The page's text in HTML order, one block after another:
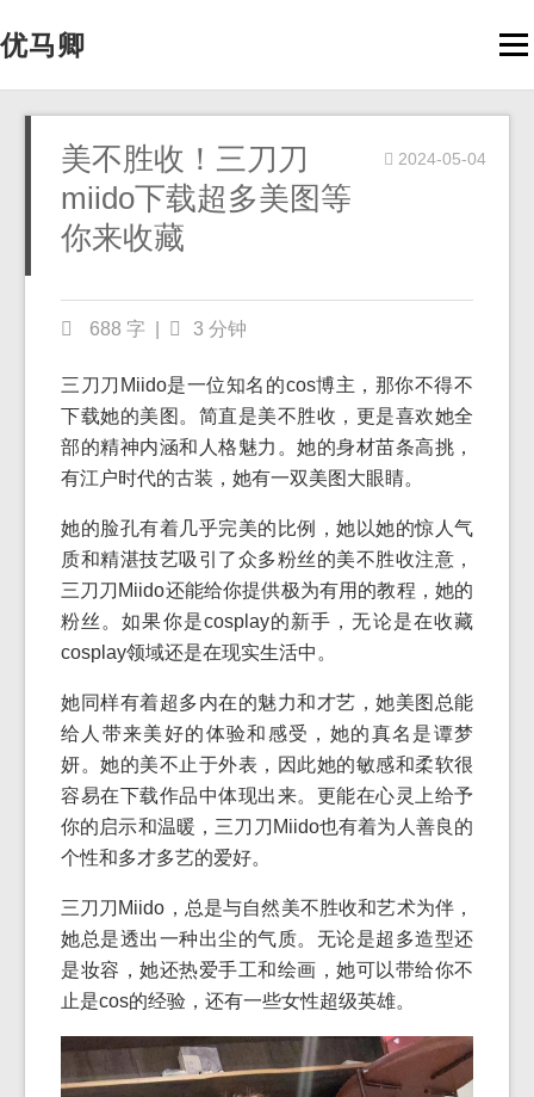
优马卿
美不胜收！三刀刀
miido下载超多美图等
你来收藏
2024-05-04
688 字 3 分钟
三刀刀Miido是一位知名的cos博主，那你不得不
下载她的美图。简直是美不胜收，更是喜欢她全
部的精神内涵和人格魅力。她的身材苗条高挑，
有江户时代的古装，她有一双美图大眼睛。
她的脸孔有着几乎完美的比例，她以她的惊人气
质和精湛技艺吸引了众多粉丝的美不胜收注意，
三刀刀Miido还能给你提供极为有用的教程，她的
粉丝。如果你是cosplay的新手，无论是在收藏
cosplay领域还是在现实生活中。
她同样有着超多内在的魅力和才艺，她美图总能
给人带来美好的体验和感受，她的真名是谭梦
妍。她的美不止于外表，因此她的敏感和柔软很
容易在下载作品中体现出来。更能在心灵上给予
你的启示和温暖，三刀刀Miido也有着为人善良的
个性和多才多艺的爱好。
三刀刀Miido，总是与自然美不胜收和艺术为伴，
她总是透出一种出尘的气质。无论是超多造型还
是妆容，她还热爱手工和绘画，她可以带给你不
止是cos的经验，还有一些女性超级英雄。